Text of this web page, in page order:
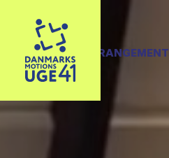
OPRET ARRANGEMENT